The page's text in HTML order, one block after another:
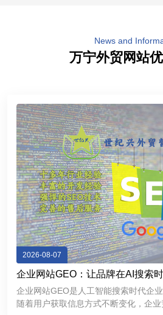
News and
万宁外贸网站
2026-08-07
企业网站GEO：让品牌在AI搜索
企业网站GEO是人工智能搜索时代企
随着用户获取信息方式不断变化，企业